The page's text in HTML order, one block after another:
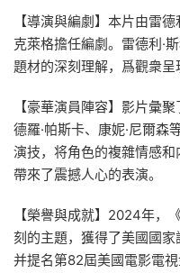
【導演與編劇】本片由雷
克萊格擔任編劇。雷德利·
題材的深刻理解，爲觀衆呈
【豪華演員陣容】影片彙
德羅·帕斯卡、康妮·尼爾森
演技，将角色的複雜情感
帶來了震撼人心的表演。
【榮譽與成就】2024年，
刻的主題，獲得了美國國家
并提名第82屆美國電影電